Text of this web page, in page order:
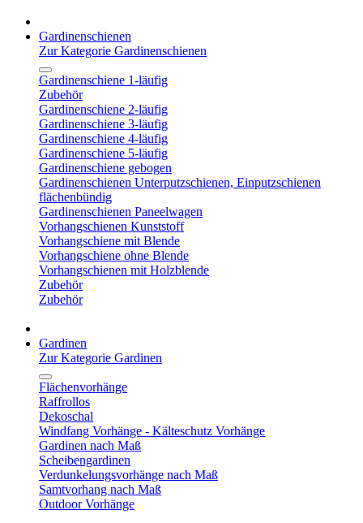
Gardinenschienen
Zur Kategorie Gardinenschienen
Gardinenschiene 1-läufig
Zubehör
Gardinenschiene 2-läufig
Gardinenschiene 3-läufig
Gardinenschiene 4-läufig
Gardinenschiene 5-läufig
Gardinenschiene gebogen
Gardinenschienen Unterputzschienen, Einputzschienen
flächenbündig
Gardinenschienen Paneelwagen
Vorhangschienen Kunststoff
Vorhangschiene mit Blende
Vorhangschiene ohne Blende
Vorhangschienen mit Holzblende
Zubehör
Zubehör
Gardinen
Zur Kategorie Gardinen
Flächenvorhänge
Raffrollos
Dekoschal
Windfang Vorhänge - Kälteschutz Vorhänge
Gardinen nach Maß
Scheibengardinen
Verdunkelungsvorhänge nach Maß
Samtvorhang nach Maß
Outdoor Vorhänge